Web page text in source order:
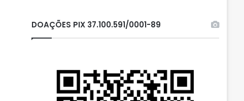
DOAÇÕES PIX 37.100.591/0001-89